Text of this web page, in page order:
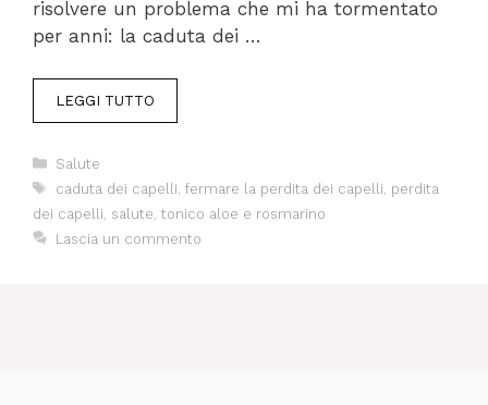
risolvere un problema che mi ha tormentato
per anni: la caduta dei …
LEGGI TUTTO
Categorie
Salute
Tag
caduta dei capelli fermare la perdita dei capelli perdita
dei capelli salute tonico aloe e rosmarino
Lascia un commento